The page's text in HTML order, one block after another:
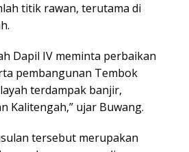
titik rawan, terutama di
Dapil IV meminta perbaikan
pembangunan Tembok
terdampak banjir,
Kalitengah,” ujar Buwang.
tersebut merupakan